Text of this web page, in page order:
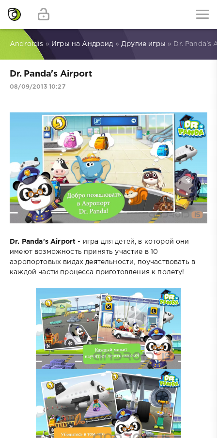
Androidis » Игры на Андроид » Другие игры » Dr. Panda's
Dr. Panda's Airport
08/09/2013 10:27
Dr. Panda's Airport - игра для детей, в которой они
имеют возможность принять участие в 10
аэропортовых видах деятельности, поучаствовать в
каждой части процесса приготовления к полету!